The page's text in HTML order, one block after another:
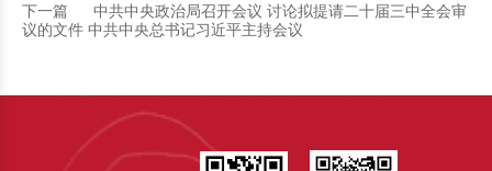
下一篇
中共中央政治局召开会议 讨论拟提请二十届三中全会审
议的文件 中共中央总书记习近平主持会议